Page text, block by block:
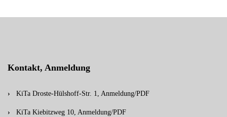
Kontakt, Anmeldung
KiTa Droste-Hülshoff-Str. 1, Anmeldung/PDF
KiTa Kiebitzweg 10, Anmeldung/PDF